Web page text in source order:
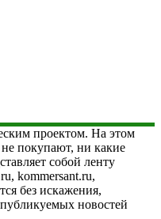
проектом. На этом
покупают, ни какие
собой ленту
kommersant.ru,
без искажения,
публикуемых новостей